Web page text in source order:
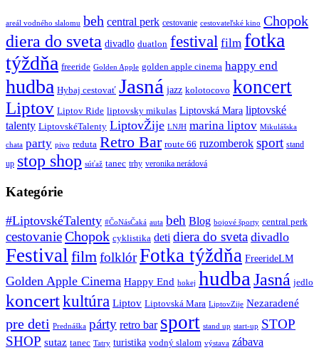
areál vodného slalomu beh central perk cestovanie cestovateľské kino Chopok
diera do sveta divadlo duatlon festival film fotka
týždňa freeride Golden Apple golden apple cinema happy end
hudba Hybaj cestovať Jasná jazz kolotocovo koncert
Liptov Liptov Ride liptovsky mikulas Liptovská Mara liptovské
talenty LiptovskéTalenty LiptovŽije LNJH marina liptov Mikulášska
chata party pivo reduta Retro Bar route 66 ruzomberok sport stand
up stop shop súťaž tanec trhy veronika nerádová
Kategórie
#LiptovskéTalenty #ČoNásČaká auta beh Blog bojové športy central perk
cestovanieChopok cyklistika deti diera do sveta divadlo
Festival filmfolklórFotka týždňa FreerideLM
Golden Apple Cinema Happy End hokej hudba Jasná jedlo
koncertkultúra Liptov Liptovská Mara LiptovZije Nezaradené
pre deti Prednáška párty retro bar sport stand up start-up STOP
SHOP sutaz tanec Tatry turistika vodný slalom výstava zábava